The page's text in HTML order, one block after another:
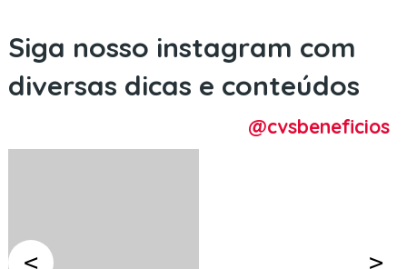
Siga nosso instagram com
diversas dicas e conteúdos
@cvsbeneficios